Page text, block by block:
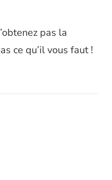
pas la
ce qu’il vous faut !